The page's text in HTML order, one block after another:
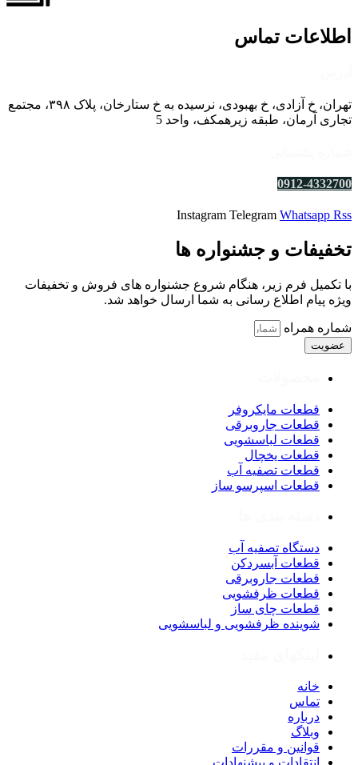
اطلاعات تماس
تهران، خ آزادی، خ بهبودی، نرسیده به خ ستارخان، پلاک ۳۹۸، مجتمع
تجاری آرمان، طبقه زیرهمکف، واحد 5
0912-4332700
Instagram Telegram Whatsapp Rss
تخفیفات و جشنواره ها
با تکمیل فرم زیر، هنگام شروع جشنواره های فروش و تخفیفات
ویژه پیام اطلاع رسانی به شما ارسال خواهد شد.
شماره همراه
عضویت
قطعات مایکروفر
قطعات جاروبرقی
قطعات لباسشویی
قطعات یخچال
قطعات تصفیه آب
قطعات اسپرسو ساز
دستگاه تصفیه آب
قطعات آبسردکن
قطعات جاروبرقی
قطعات ظرفشویی
قطعات چای ساز
شوینده ظرفشویی و لباسشویی
خانه
تماس
درباره
وبلاگ
قوانین و مقررات